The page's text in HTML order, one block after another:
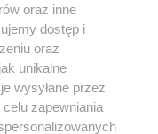
być powielany i
w jakikolwiek sposób (w
polu
w Internecie
użycie lub
naruszeniem prawa, tzn.
kary i może być ścigane
oraz inne
dostęp i
oraz
unikalne
wysyłane przez
zapewniania